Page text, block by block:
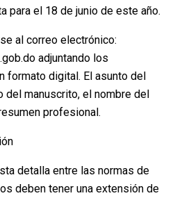
para el 18 de junio de este año.
al correo electrónico:
adjuntando los
formato digital. El asunto del
del manuscrito, el nombre del
profesional.
detalla entre las normas de
deben tener una extensión de